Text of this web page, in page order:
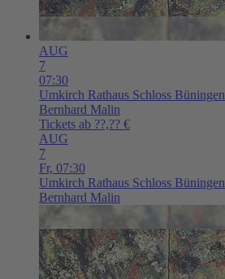
AUG
7
07:30
Umkirch Rathaus Schloss Büningen
Bernhard Malin
Tickets ab ??,?? €
AUG
7
Fr, 07:30
Umkirch Rathaus Schloss Büningen
Bernhard Malin